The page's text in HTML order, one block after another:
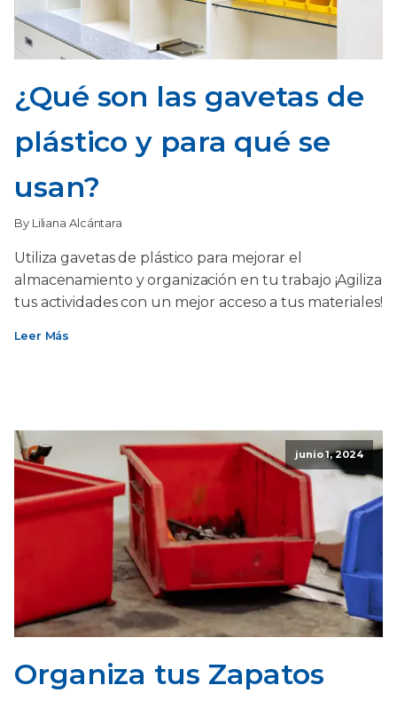
¿Qué son las gavetas de
plástico y para qué se
usan?
By Liliana Alcántara
Utiliza gavetas de plástico para mejorar el
almacenamiento y organización en tu trabajo ¡Agiliza
tus actividades con un mejor acceso a tus materiales!
Leer Más
junio 1, 2024
Organiza tus Zapatos